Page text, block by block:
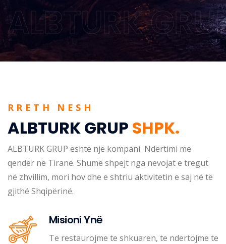
ALBTURK
RRETH NESH
ALBTURK GRUP SHPK.
ALBTURK GRUP është një kompani Ndërtimi me
qendër në Tiranë. Shumë shpejt nga nevojat e tregut
në zhvillim, mori hov dhe e shtriu aktivitetin e saj në të
gjithë Shqipërinë.
Misioni Ynë
Te restaurojme te shkuaren, te ndertojme te